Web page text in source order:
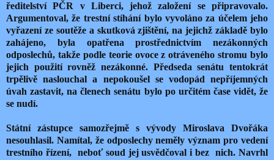
ředitelství PČR v Liberci, jehož založení se připravovalo.
Argumentoval, že trestní stíhání bylo vyvoláno za účelem jeho
vyřazení ze soutěže a skutková zjištění, na jejichž základě bylo
zahájeno, byla opatřena prostřednictvím nezákonných
odposlechů, takže podle teorie ovoce z otráveného stromu bylo
jejich použití rovněž nezákonné. Předseda senátu tentokrát
trpělivě naslouchal a nepokoušel se vodopád nepříjemných
úvah zastavit, na členech senátu bylo po určitém čase vidět, že
se nudí.
Státní zástupce samozřejmě s vývody Miroslava Dvořáka
nesouhlasil. Namítal, že odposlechy neměly význam pro vedení
trestního řízení, neboť soud jej usvědčoval i bez nich. Navrhl